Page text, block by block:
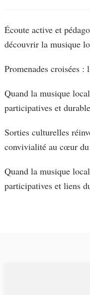
Écoute active et
découvrir la musique
Promenades croisées
Quand la musique
participatives et
Sorties culturelles
convivialité au cœur
Quand la musique
participatives et liens